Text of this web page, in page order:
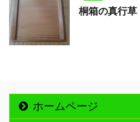
桐箱の真行草
ホームページ